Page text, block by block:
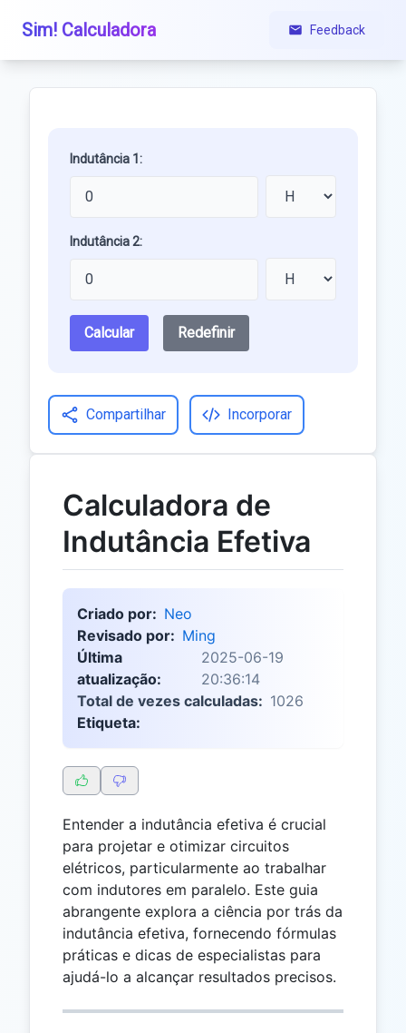
Sim! Calculadora Feedback
Indutância 1:
Indutância 2:
Calcular Redefinir
Compartilhar Incorporar
Calculadora de
Indutância Efetiva
Criado por: Neo
Revisado por: Ming
Última
atualização:
2025-06-19
20:36:14
Total de vezes calculadas: 1026
Etiqueta:
Entender a indutância efetiva é crucial
para projetar e otimizar circuitos
elétricos, particularmente ao trabalhar
com indutores em paralelo. Este guia
abrangente explora a ciência por trás da
indutância efetiva, fornecendo fórmulas
práticas e dicas de especialistas para
ajudá-lo a alcançar resultados precisos.